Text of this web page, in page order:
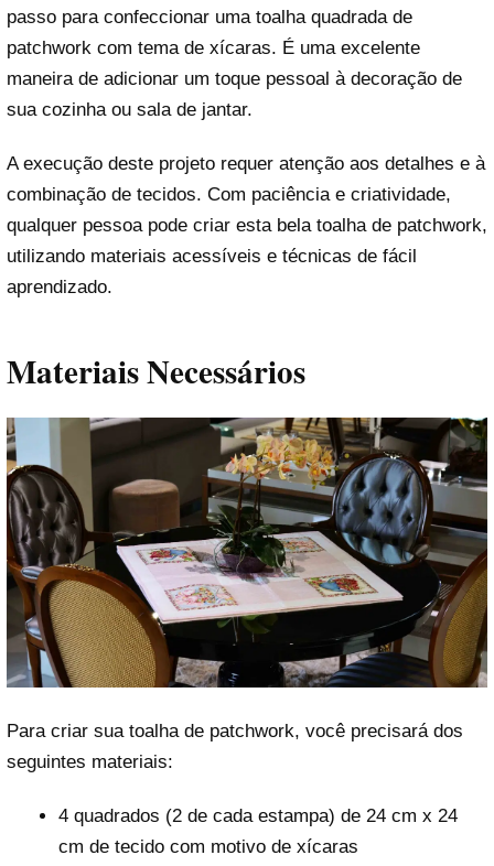
passo para confeccionar uma toalha quadrada de
patchwork com tema de xícaras. É uma excelente
maneira de adicionar um toque pessoal à decoração de
sua cozinha ou sala de jantar.
A execução deste projeto requer atenção aos detalhes e à
combinação de tecidos. Com paciência e criatividade,
qualquer pessoa pode criar esta bela toalha de patchwork,
utilizando materiais acessíveis e técnicas de fácil
aprendizado.
Materiais Necessários
Para criar sua toalha de patchwork, você precisará dos
seguintes materiais:
4 quadrados (2 de cada estampa) de 24 cm x 24
cm de tecido com motivo de xícaras